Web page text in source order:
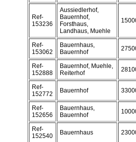
Ref-
153236
Aussiedlerhof,
Bauernhof,
Forsthaus,
Landhaus, Muehle
Ref-
153062
Bauernhaus,
Bauernhof
Ref-
152888
Bauernhof, Muehle,
Reiterhof
Ref-
152772
Bauernhof
Ref-
152656
Bauernhaus,
Bauernhof
Ref-
152540
Bauernhaus